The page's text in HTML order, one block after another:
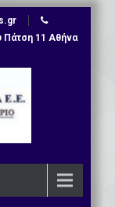
Πάτση 11 Αθήνα